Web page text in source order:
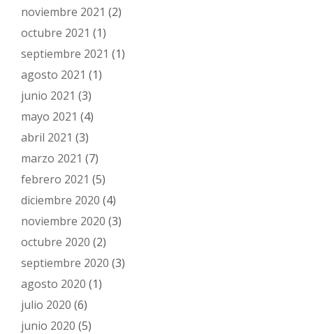
noviembre 2021 (2)
octubre 2021 (1)
septiembre 2021 (1)
agosto 2021 (1)
junio 2021 (3)
mayo 2021 (4)
abril 2021 (3)
marzo 2021 (7)
febrero 2021 (5)
diciembre 2020 (4)
noviembre 2020 (3)
octubre 2020 (2)
septiembre 2020 (3)
agosto 2020 (1)
julio 2020 (6)
junio 2020 (5)